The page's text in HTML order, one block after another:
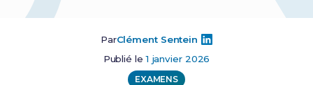
ParClément Sentein
Publié le1 janvier 2026
EXAMENS